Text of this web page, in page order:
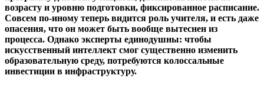
возрасту и уровню подготовки, фиксированное расписание.
Совсем по-иному теперь видится роль учителя, и есть даже
опасения, что он может быть вообще вытеснен из
процесса. Однако эксперты единодушны: чтобы
искусственный интеллект смог существенно изменить
образовательную среду, потребуются колоссальные
инвестиции в инфраструктуру.